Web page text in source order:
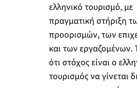
ελληνικό τουρισμό, με
πραγματική στήριξη
προορισμών, των
και των εργαζομένων.
ότι στόχος είναι ο
τουρισμός να γίνεται